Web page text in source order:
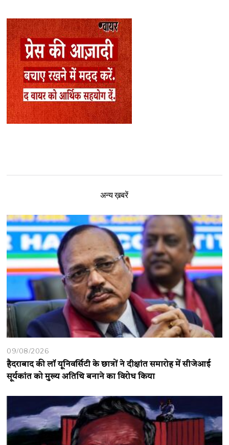
अन्य ख़बरें
09/08/2026
हैदराबाद की लॉ यूनिवर्सिटी के छात्रों ने दीक्षांत समारोह में सीजेआई
सूर्यकांत को मुख्य अतिथि बनाने का विरोध किया